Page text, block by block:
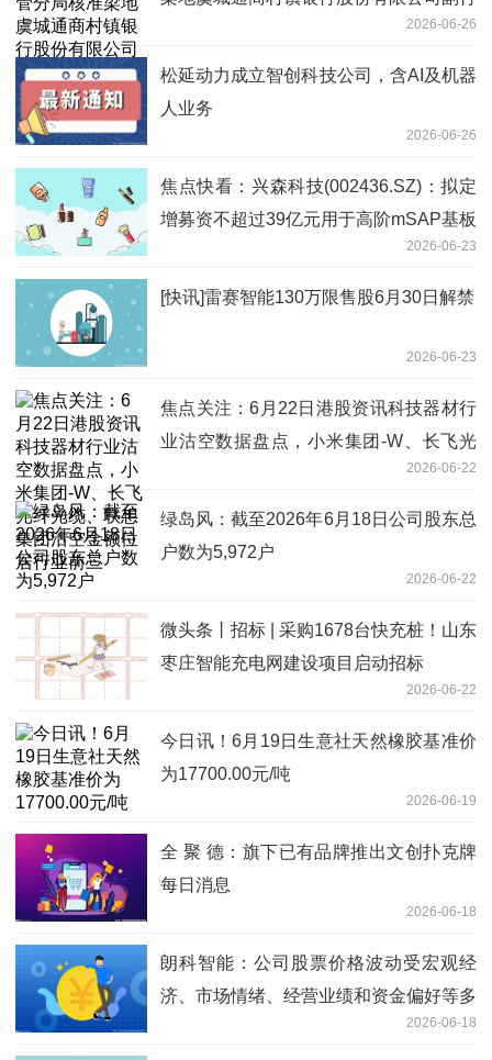
2026-06-26
松延动力成立智创科技公司，含AI及机器
人业务
2026-06-26
焦点快看：兴森科技(002436.SZ)：拟定
增募资不超过39亿元用于高阶mSAP基板
2026-06-23
[快讯]雷赛智能130万限售股6月30日解禁
2026-06-23
焦点关注：6月22日港股资讯科技器材行
业沽空数据盘点，小米集团-W、长飞光
纤光缆、联想集团沽空金额位居行业前三
2026-06-22
绿岛风：截至2026年6月18日公司股东总
户数为5,972户
2026-06-22
微头条丨招标 | 采购1678台快充桩！山东
枣庄智能充电网建设项目启动招标
2026-06-22
今日讯！6月19日生意社天然橡胶基准价
为17700.00元/吨
2026-06-19
全 聚 德：旗下已有品牌推出文创扑克牌
每日消息
2026-06-18
朗科智能：公司股票价格波动受宏观经
济、市场情绪、经营业绩和资金偏好等多
2026-06-18